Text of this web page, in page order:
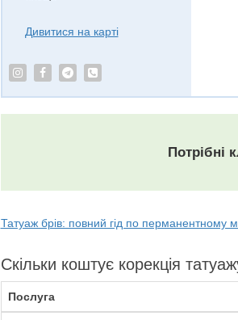
Дивитися на карті
Потрібні
Татуаж брів: повний гід по перманентному
Скільки коштує корекція
Послуга